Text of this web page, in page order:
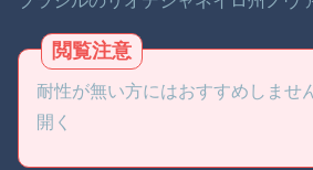
閲覧注意
耐性が無い方にはおすすめしませ
開く